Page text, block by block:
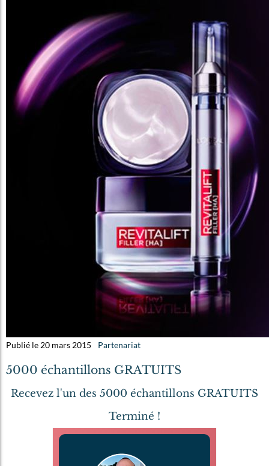
Publié le 20 mars 2015 Partenariat
5000 échantillons GRATUITS
Recevez l'un des 5000 échantillons GRATUITS
Terminé !